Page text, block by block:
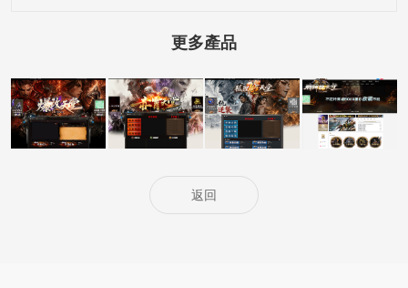
更多產品
5000客戶展示案
例15
5000客戶展示案
例14
5000客戶展示案
例13
15000客戶展示
案例6
返回